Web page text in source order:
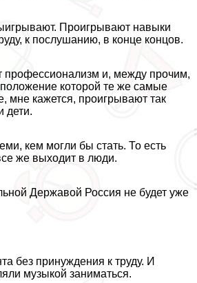
Проигрывают навыки
к послушанию, в конце концов.
профессионализм и, между прочим,
положение которой те же самые
мне кажется, проигрывают так
дети.
кем могли бы стать. То есть
же выходит в люди.
Державой Россия не будет уже
без принуждения к труду. И
музыкой заниматься.